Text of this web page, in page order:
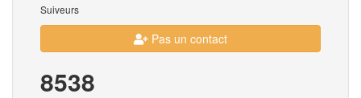
Suiveurs
Pas un contact
8538